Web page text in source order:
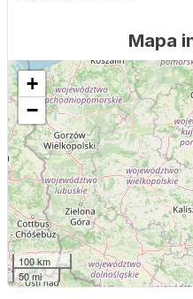
Mapa
+
−
100 km
50 mi